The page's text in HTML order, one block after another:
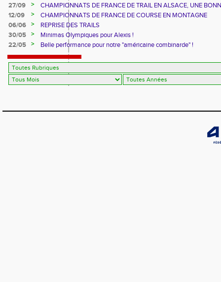
27/09
>
CHAMPIONNATS DE FRANCE DE TRAIL EN ALSACE, UNE
CUVEE
12/09 >
CHAMPIONNATS DE FRANCE DE COURSE EN MONTAGNE
06/06
>
REPRISE DES TRAILS
30/05
>
Minimas Olympiques pour Alexis !
22/05
> Belle performance pour notre "américaine combinarde" !